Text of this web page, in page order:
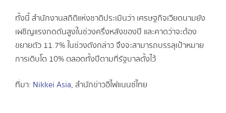
ทั้งนี้ สำนักงานสถิติแห่งชาติประเมินว่า เศรษฐกิจเวียดนามยัง
เผชิญแรงกดดันสูงในช่วงครึ่งหลังของปี และคาดว่าจะต้อง
ขยายตัว 11.7% ในช่วงดังกล่าว จึงจะสามารถบรรลุเป้าหมาย
การเติบโต 10% ตลอดทั้งปีตามที่รัฐบาลตั้งไว้
ที่มา: Nikkei Asia, สำนักข่าวอีไฟแนนซ์ไทย